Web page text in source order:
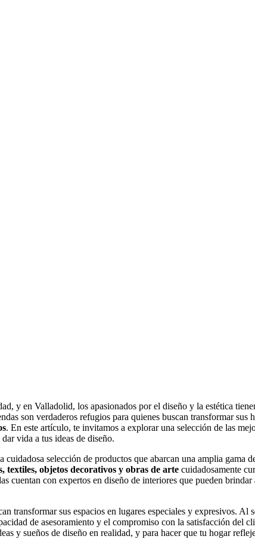
y en Valladolid, los apasionados por el diseño y la estética
son verdaderos refugios para quienes buscan transformar sus
. En este artículo, te invitamos a explorar una selección de las
vida a tus ideas de diseño.
cuidadosa selección de productos que abarcan una amplia gama
textiles, objetos decorativos y obras de arte cuidadosamente
cuentan con expertos en diseño de interiores que pueden
transformar sus espacios en lugares especiales y expresivos.
de asesoramiento y el compromiso con la satisfacción del
y sueños de diseño en realidad, y para hacer que tu hogar